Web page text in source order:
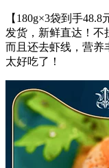
【180g×3袋到手
发货，新鲜直达！不
而且还去虾线，营养
太好吃了！